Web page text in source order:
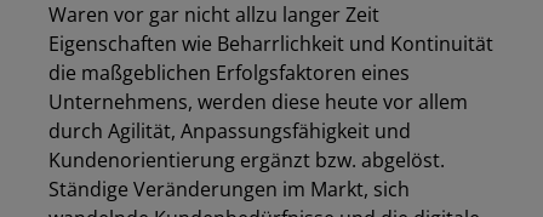
Waren vor gar nicht allzu langer Zeit
Eigenschaften wie Beharrlichkeit und Kontinuität
die maßgeblichen Erfolgsfaktoren eines
Unternehmens, werden diese heute vor allem
durch Agilität, Anpassungsfähigkeit und
Kundenorientierung ergänzt bzw. abgelöst.
Ständige Veränderungen im Markt, sich